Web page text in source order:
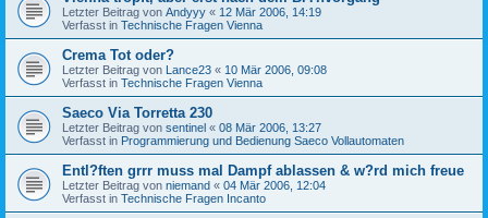
Letzter Beitrag von Andyyy « 12 Mär 2006, 14:19
Verfasst in Technische Fragen Vienna
Crema Tot oder?
Letzter Beitrag von Lance23 « 10 Mär 2006, 09:08
Verfasst in Technische Fragen Vienna
Saeco Via Torretta 230
Letzter Beitrag von sentinel « 08 Mär 2006, 13:27
Verfasst in Programmierung und Bedienung Saeco Vollautomaten
Entl?ften grrr muss mal Dampf ablassen & w?rd mich freue
Letzter Beitrag von niemand « 04 Mär 2006, 12:04
Verfasst in Technische Fragen Incanto